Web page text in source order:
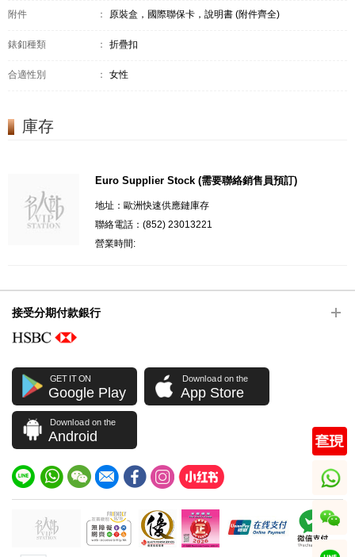
附件 ： 原裝盒，國際聯保卡，說明書 (附件齊全)
錶釦種類 ： 折疊扣
合適性別 ： 女性
庫存
Euro Supplier Stock (需要聯絡銷售員預訂)
地址：歐洲快速供應鏈庫存
聯絡電話：(852) 23013221
營業時間:
接受分期付款銀行
GET IT ON
Google Play
Download on the
App Store
Download on the
Android
whatsapp